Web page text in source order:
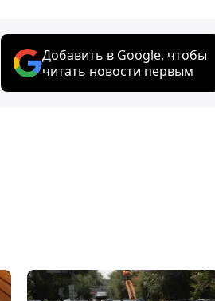
Добавить в Google, чтобы
читать новости первым